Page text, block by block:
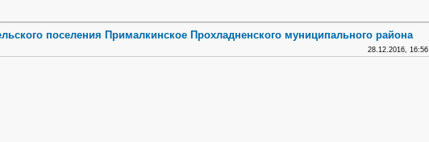
поселения Прималкинское Прохладненского муниципального района
28.12.2016, 16:56